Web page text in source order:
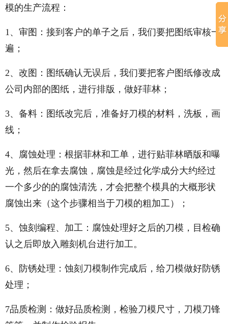
模的生产流程：
1、审图：接到客户的单子之后，我们要把图纸审核一
遍；
2、改图：图纸确认无误后，我们要把客户图纸修改成
公司内部的图纸，进行排版，做好菲林；
3、备料：图纸改完后，准备好刀模的材料，洗板，画
线；
4、腐蚀处理：根据菲林和工单，进行贴菲林晒版和曝
光，然后在拿去腐蚀，腐蚀是经过化学成分大约经过
一个多少的的腐蚀清洗，才会把整个模具的大概形状
腐蚀出来（这个步骤相当于刀模的粗加工）；
5、蚀刻编程、加工：腐蚀处理好之后的刀模，目检确
认之后即放入雕刻机台进行加工。
6、防锈处理：蚀刻刀模制作完成后，给刀模做好防锈
处理；
7品质检测：做好品质检测，检验刀模尺寸，刀模刀锋